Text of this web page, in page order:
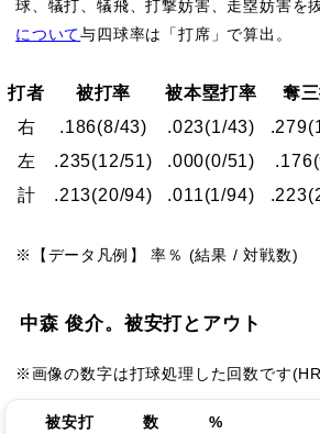
球、犠打、犠飛、打撃妨害、走塁妨害を
について与四球率は「打席」で算出。
打者 被打率 被本塁打率 奪
右
.186(8/43) .023(1/43) .279
左
.235(12/51) .000(0/51) .176
計
.213(20/94) .011(1/94) .223
※【データ凡例】 率％ (結果 / 対戦数)
中森 俊介。被安打とアウト
※画像の数字は打球処理した回数です
被安打 数 %